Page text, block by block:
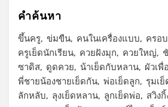
คำค้นหา
ขึ้นครู ข่มขืน คนในเครื่องแบบ
ครอ
ครูเย็ดนักเรียน
ควยฝังมุก ควยใหญ่
ซาดิส
ดูดควย น้าเย็ดกับหลาน
ผัวเพื่
พี่ชายน้องชายเย็ดกัน พ่อเย็ดลูก รุมเย็
ลักหลับ
ลุงเย็ดหลาน ลูกเย็ดพ่อ สวิงกิ้